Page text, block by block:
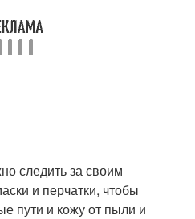
следить за своим
и перчатки, чтобы
пути и кожу от пыли и